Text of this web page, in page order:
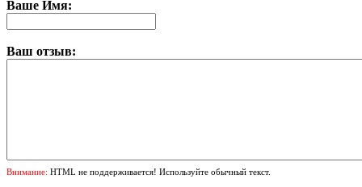
Ваше Имя:
Ваш отзыв:
Внимание: HTML не поддерживается! Используйте обычный текст.